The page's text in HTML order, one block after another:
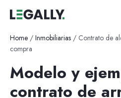
Home / Inmobiliarias / Contrato de
compra
Modelo y
contrato de